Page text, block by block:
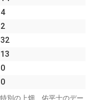
4
2
32
13
0
0
別の上畑 佑平士のデー